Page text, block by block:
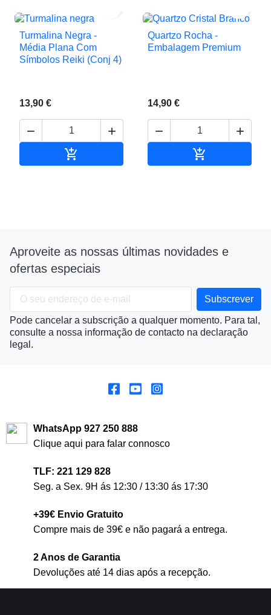
Turmalina Negra -
Média Plana Com
Símbolos Reiki (Conj 4)
13,90 €
 

Quartzo Rocha -
Embalagem Premium
14,90 €
 

Aproveite as nossas últimas novidades e
ofertas especiais
Pode cancelar a subscrição a qualquer momento. Para tal,
consulte a nossa informação de contacto na declaração
legal.
WhatsApp 927 250 888
Clique aqui para falar connosco
TLF: 221 129 828
Seg. a Sex. 9H ás 12:30 / 13:30 ás 17:30
+39€ Envio Gratuito
Compre mais de 39€ e não pagará a entrega.
2 Anos de Garantia
Devoluções até 14 dias após a recepção.